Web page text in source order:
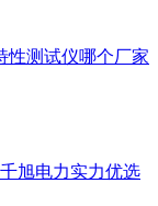
性测试仪哪个厂家
旭电力实力优选